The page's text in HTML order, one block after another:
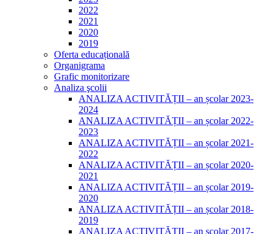
2022
2021
2020
2019
Oferta educațională
Organigrama
Grafic monitorizare
Analiza şcolii
ANALIZA ACTIVITĂȚII – an școlar 2023-
2024
ANALIZA ACTIVITĂȚII – an școlar 2022-
2023
ANALIZA ACTIVITĂȚII – an școlar 2021-
2022
ANALIZA ACTIVITĂȚII – an școlar 2020-
2021
ANALIZA ACTIVITĂȚII – an școlar 2019-
2020
ANALIZA ACTIVITĂȚII – an școlar 2018-
2019
ANALIZA ACTIVITĂŢII – an şcolar 2017-